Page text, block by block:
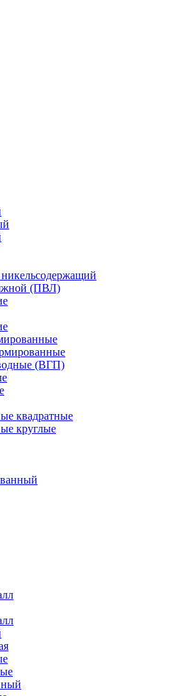
(ПВЛ)
(ВГП)
квадратные
круглые